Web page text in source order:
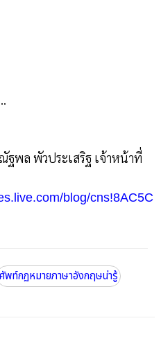
พล พัวประเสริฐ เจ้าหน้าที่
blog/cns!8AC5C
ศัพท์กฏหมายภาษาอังกฤษน่ารู้